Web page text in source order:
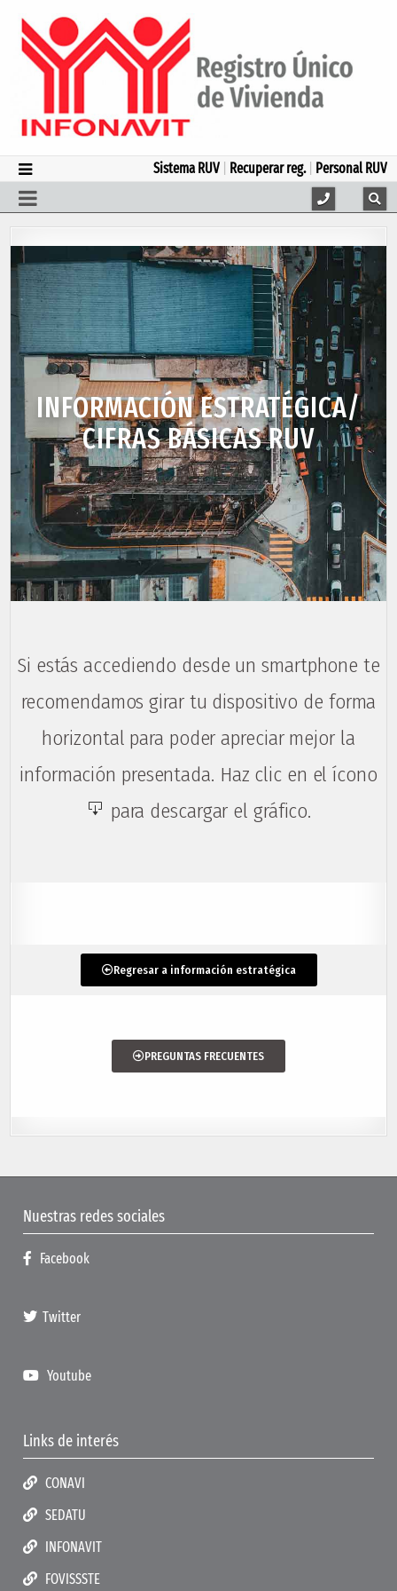
Sistema RUV Recuperar reg. Personal RUV
INFORMACIÓN ESTRATÉGICA/
CIFRAS BÁSICAS RUV
Si estás accediendo desde un smartphone te
recomendamos girar tu dispositivo de forma
horizontal para poder apreciar mejor la
información presentada. Haz clic en el ícono
para descargar el gráfico.
Regresar a información estratégica
PREGUNTAS FRECUENTES
Nuestras redes sociales
Facebook
Twitter
Youtube
Links de interés
CONAVI
SEDATU
INFONAVIT
FOVISSSTE